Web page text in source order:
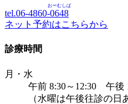
tel.06-4860-0648
おーむしば
ネット予約はこちらから
診療時間
月・水
午前 8:30～12:30 午後
（水曜は午後往診の日